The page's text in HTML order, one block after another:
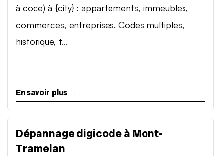
à code) à {city} : appartements, immeubles,
commerces, entreprises. Codes multiples,
historique, f...
En savoir plus →
Dépannage digicode à Mont-
Tramelan